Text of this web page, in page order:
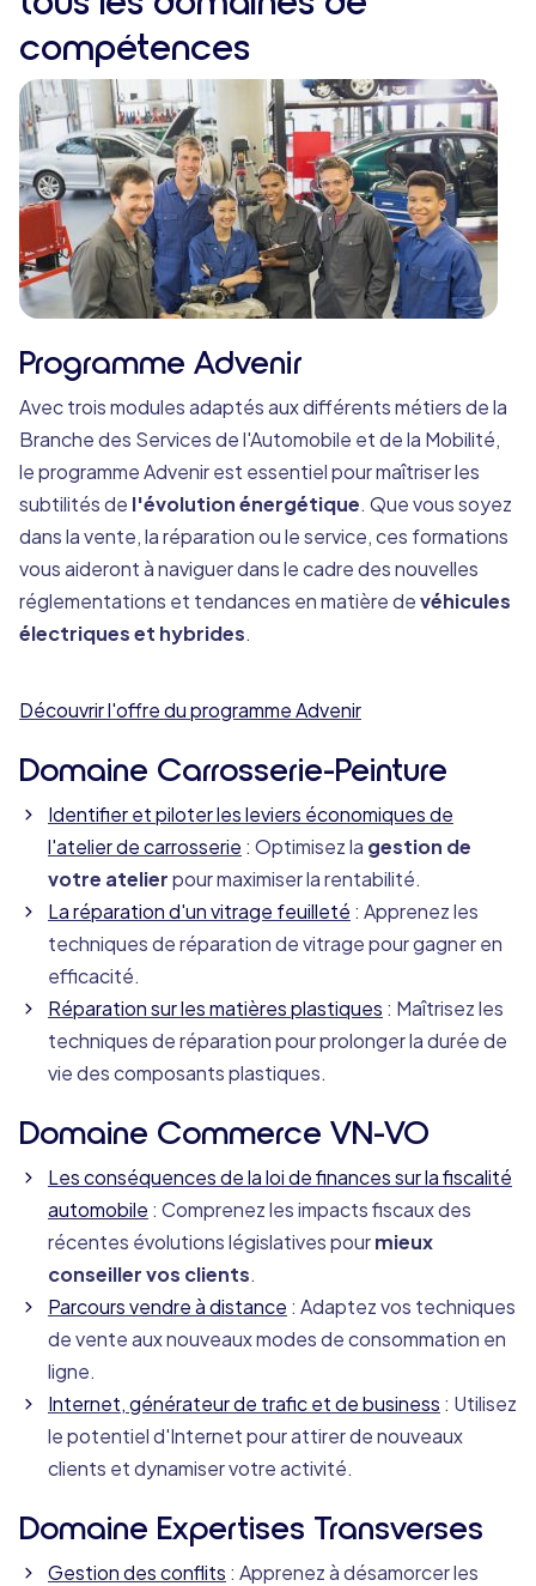
compétences
Programme Advenir
Avec trois modules adaptés aux différents métiers de la
Branche des Services de l'Automobile et de la Mobilité,
le programme Advenir est essentiel pour maîtriser les
subtilités de l'évolution énergétique. Que vous soyez
dans la vente, la réparation ou le service, ces formations
vous aideront à naviguer dans le cadre des nouvelles
réglementations et tendances en matière devéhicules
électriques et hybrides.
Découvrir l'offre du programme Advenir
Domaine Carrosserie-Peinture
Identifier et piloter les leviers économiques de
l'atelier de carrosserie : Optimisez la gestion de
votre atelierpour maximiser la rentabilité.
La réparation d'un vitrage feuilleté : Apprenez les
techniques de réparation de vitrage pour gagner en
efficacité.
Réparation sur les matières plastiques : Maîtrisez les
techniques de réparation pour prolonger la durée de
vie des composants plastiques.
Domaine Commerce VN-VO
Les conséquences de la loi de finances sur la fiscalité
automobile : Comprenez les impacts fiscaux des
récentes évolutions législatives pourmieux
conseiller vos clients.
Parcours vendre à distance : Adaptez vos techniques
de vente aux nouveaux modes de consommation en
ligne.
Internet, générateur de trafic et de business : Utilisez
le potentiel d'Internet pour attirer de nouveaux
clients et dynamiser votre activité.
Domaine Expertises Transverses
Gestion des conflits : Apprenez à désamorcer les